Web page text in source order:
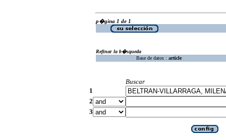
p�gina 1 de 1
Refinar la b�squeda
Base de datos : article
Buscar
1
2
3